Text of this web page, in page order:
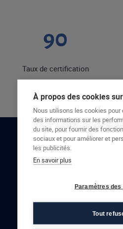
90
Taux de certification
RESTONS EN
À propos des cookies
Nous utilisons les cookies
des informations sur les
du site, pour fournir des
sociaux et pour améliorer et
les publicités.
En savoir plus
Paramètres des
Tout